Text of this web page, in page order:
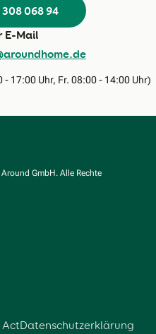
068 94
E-Mail
17:00 Uhr, Fr. 08:00 - 14:00 Uhr)
GmbH. Alle Rechte
ActDatenschutzerklärung